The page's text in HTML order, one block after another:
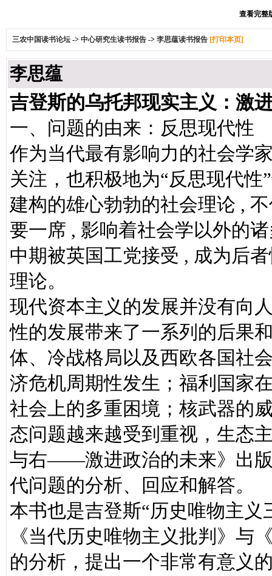
查看完整
三农中国读书论坛 -> 中心研究生读书报告 -> 李思蕴读书报告 [打印本页]
李思蕴
吉登斯的乌托邦现实主义：激
一、问题的由来：反思现代性
作为当代最有影响力的社会学
关注，也积极地为“反思现代
建构的雄心勃勃的社会理论 ,
要一席 , 影响着社会学以外的
中期被英国工党接受 , 成为后
理论。
现代资本主义的发展并没有向
性的发展带来了一系列的后果
体、冷战格局以及西欧各国社
济危机周期性发生；福利国家
社会上的多重困境；核武器的
态问题越来越受到重视，生态
与右——激进政治的未来》出
代问题的分析、回应和解答。
本书也是吉登斯“历史唯物主
《当代历史唯物主义批判》
的分析，提出一个非常有意义